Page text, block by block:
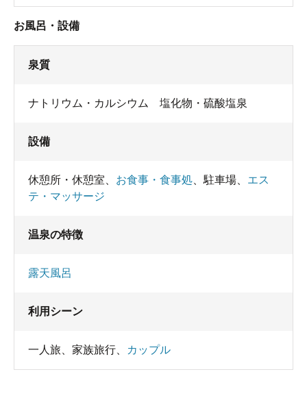
お風呂・設備
泉質
ナトリウム・カルシウム 塩化物・硫酸塩泉
設備
休憩所・休憩室 お食事・食事処 駐車場
エス
テ・マッサージ
温泉の特徴
露天風呂
利用シーン
一人旅 家族旅行 カップル